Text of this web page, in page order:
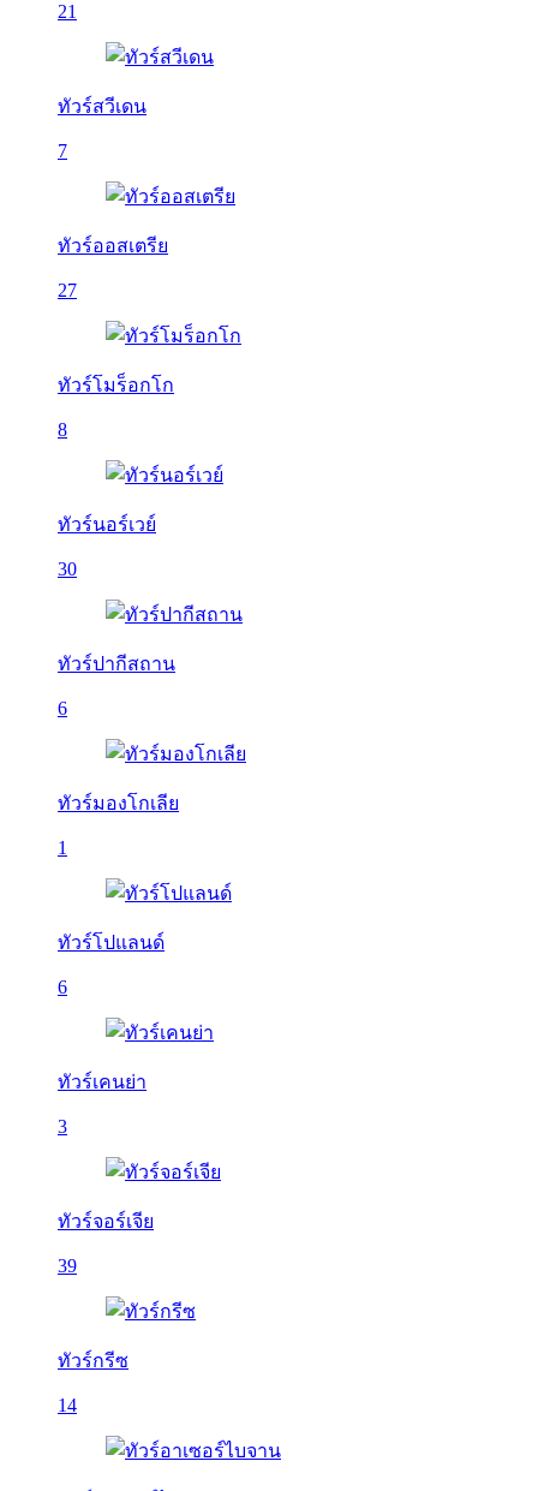
21
ทัวร์สวีเดน
7
ทัวร์ออสเตรีย
27
ทัวร์โมร็อกโก
8
ทัวร์นอร์เวย์
30
ทัวร์ปากีสถาน
6
ทัวร์มองโกเลีย
1
ทัวร์โปแลนด์
6
ทัวร์เคนย่า
3
ทัวร์จอร์เจีย
39
ทัวร์กรีซ
14